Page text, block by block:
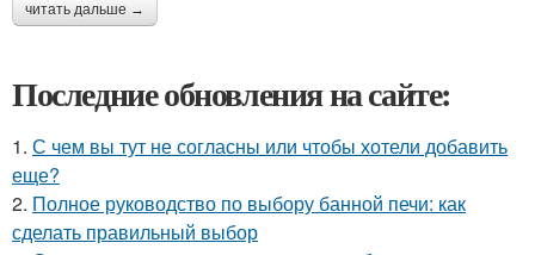
читать дальше →
Последние обновления на сайте:
1. С чем вы тут не согласны или чтобы хотели добавить
еще?
2. Полное руководство по выбору банной печи: как
сделать правильный выбор